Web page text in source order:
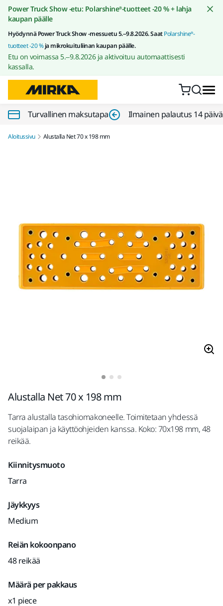
Siirry sisältöön
Power Truck Show -etu: Polarshine®-tuotteet -20 % + lahja
kaupan päälle
Hyödynnä Power Truck Show -messuetu 5.–9.8.2026. SaatPolarshine®-
tuotteet -20 %ja mikrokuituliinan kaupan päälle.
Etu on voimassa 5.–9.8.2026 ja aktivoituu automaattisesti
kassalla.
Turvallinen maksutapa Ilmainen palautus 14
Aloitussivu Alustalla Net 70 x 198 mm
Alustalla Net 70 x 198 mm
Tarra alustalla tasohiomakoneelle. Toimitetaan yhdessä
suojalaipan ja käyttöohjeiden kanssa. Koko: 70x198 mm, 48
reikää.
Kiinnitysmuoto
Tarra
Jäykkyys
Medium
Reiän kokoonpano
48 reikää
Määrä per pakkaus
x1 piece